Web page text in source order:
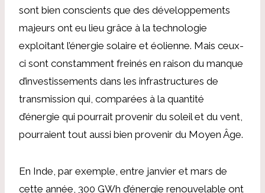
sont bien conscients que des développements
majeurs ont eu lieu grâce à la technologie
exploitant l’énergie solaire et éolienne. Mais ceux-
ci sont constamment freinés en raison du manque
d’investissements dans les infrastructures de
transmission qui, comparées à la quantité
d’énergie qui pourrait provenir du soleil et du vent,
pourraient tout aussi bien provenir du Moyen Âge.
En Inde, par exemple, entre janvier et mars de
cette année, 300 GWh d’énergie renouvelable ont